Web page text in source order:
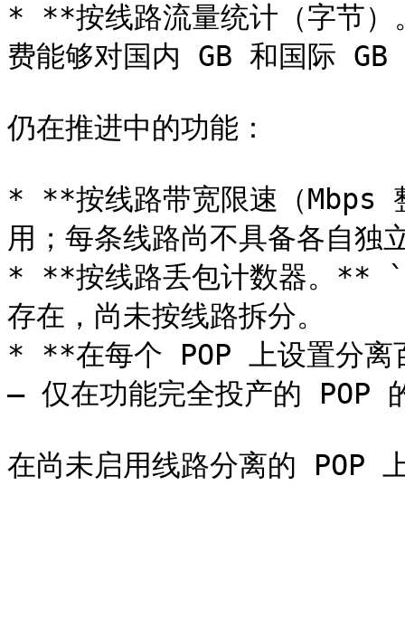
* **按线路流量统计（字节
费能够对国内 GB 和国际 GB
仍在推进中的功能：
* **按线路带宽限速（Mbps
用；每条线路尚不具备各自
* **按线路丢包计数器。**
存在，尚未按线路拆分。
* **在每个 POP 上设置分
— 仅在功能完全投产的 POP